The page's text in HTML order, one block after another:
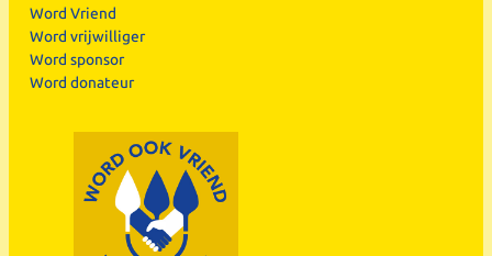
Word Vriend
Word vrijwilliger
Word sponsor
Word donateur